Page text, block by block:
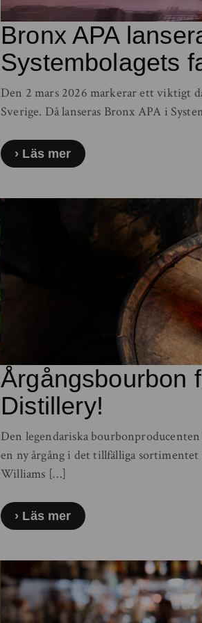
Bronx APA
Systembolagets
Den 2 mars 2026 markerar ett viktigt
Sverige. Då lanseras Bronx APA i
Läs mer
Årgångsbourbon
Distillery!
Den legendariska
en ny årgång i det tillfälliga sortimentet
Williams […]
Läs mer